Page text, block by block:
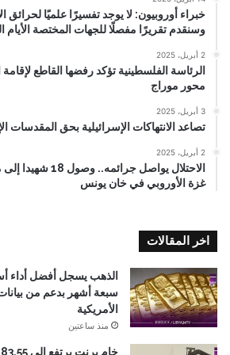
خبراء أوروبيون: لا يوجد تفسيرًا علميًا لحرائق
وسنقدم تقريرًا مفصلًا للجهات المختصة الأيام
2 أبريل، 2025
الرئاسة الفلسطينية تؤكد رفضها القاطع لإقامة
محور موراج
3 أبريل، 2025
تصاعد الانتهاكات الإسرائيلية بحق المقدسات
2 أبريل، 2025
الاحتلال يواصل جرائمه..
غزة الأوروبي في خان يونس
اخر المقالات
الذهب يسجل أفضل أداء
سبعة أشهر بدعم من
الأمريكية
منذ ساعتين